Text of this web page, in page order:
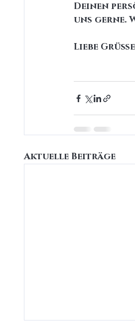
Deinen
uns gerne.
Liebe
Aktuelle Beiträge